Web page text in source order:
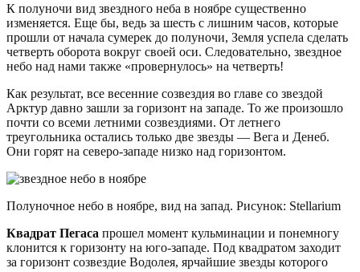
К полуночи вид звездного неба в ноябре существенно
изменяется. Еще бы, ведь за шесть с лишним часов, которые
прошли от начала сумерек до полуночи, Земля успела сделать
четверть оборота вокруг своей оси. Следовательно, звездное
небо над нами также «провернулось» на четверть!
Как результат, все весенние созвездия во главе со звездой
Арктур давно зашли за горизонт на западе. То же произошло
почти со всеми летними созвездиями. От летнего
треугольника остались только две звезды — Вега и Денеб.
Они горят на северо-западе низко над горизонтом.
Полуночное небо в ноябре, вид на запад. Рисунок: Stellarium
Квадрат Пегаса прошел момент кульминации и понемногу
клонится к горизонту на юго-западе. Под квадратом заходит
за горизонт созвездие Водолея, ярчайшие звезды которого